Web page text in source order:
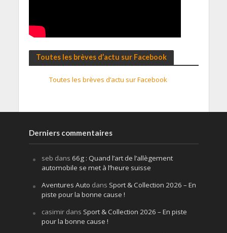
Toutes les brèves d’actu sur Facebook
Toutes les brèves d’actu sur Facebook
Derniers commentaires
seb dans 66g : Quand l’art de l’allègement
automobile se met à l’heure suisse
Aventures Auto dans Sport & Collection 2026 – En
piste pour la bonne cause !
casimirdans Sport & Collection 2026 – En piste
pour la bonne cause !